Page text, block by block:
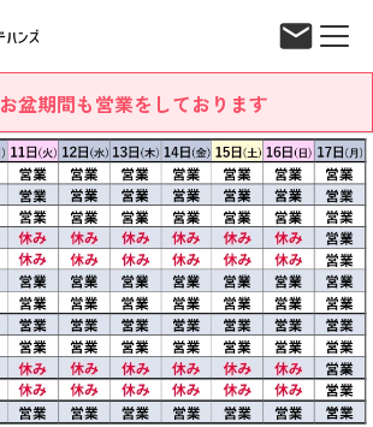
盆期間も営業をしております